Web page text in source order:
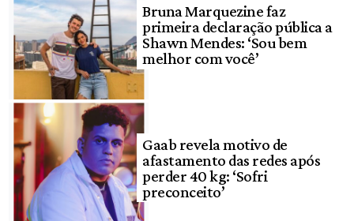
Bruna Marquezine faz
primeira declaração pública a
Shawn Mendes: ‘Sou bem
melhor com você’
Gaab revela motivo de
afastamento das redes após
perder 40 kg: ‘Sofri
preconceito’